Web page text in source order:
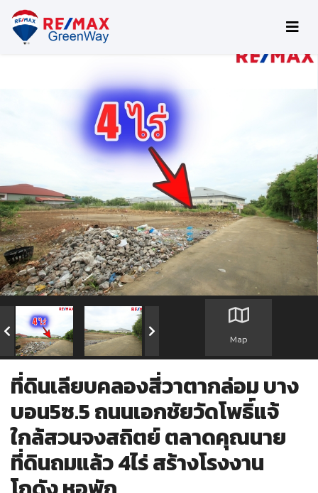
Map
ที่ดินเลียบคลองสี่วาตากล่อม บาง
บอน5ซ.5 ถนนเอกชัยวัดโพธิ์แจ้
ใกล้สวนจงสถิตย์ ตลาดคุณนาย
ที่ดินถมแล้ว 4ไร่ สร้างโรงงาน